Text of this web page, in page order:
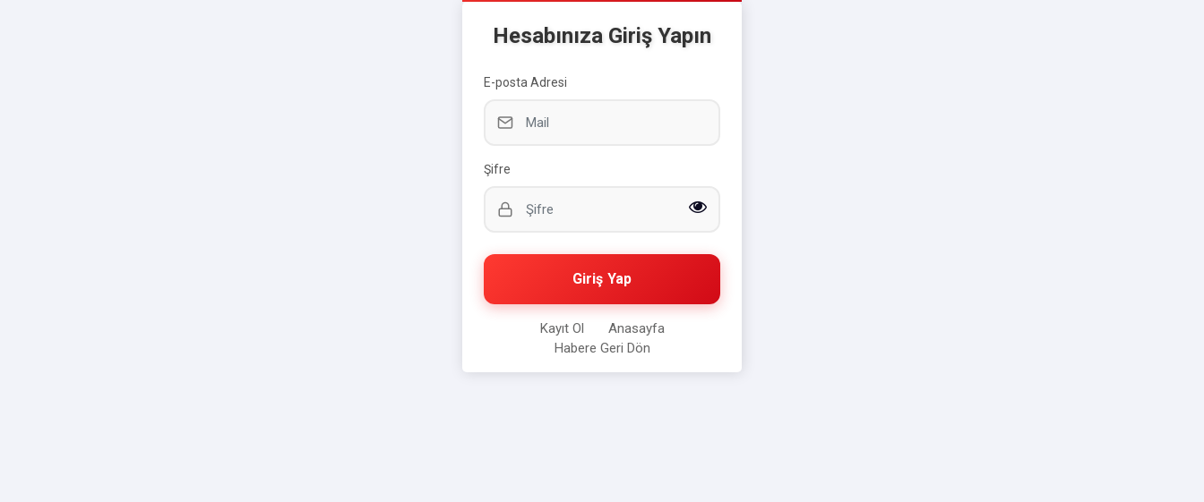
Hesabınıza Giriş Yapın
E-posta Adresi
Şifre
Giriş Yap
Kayıt Ol
Anasayfa
Habere Geri Dön